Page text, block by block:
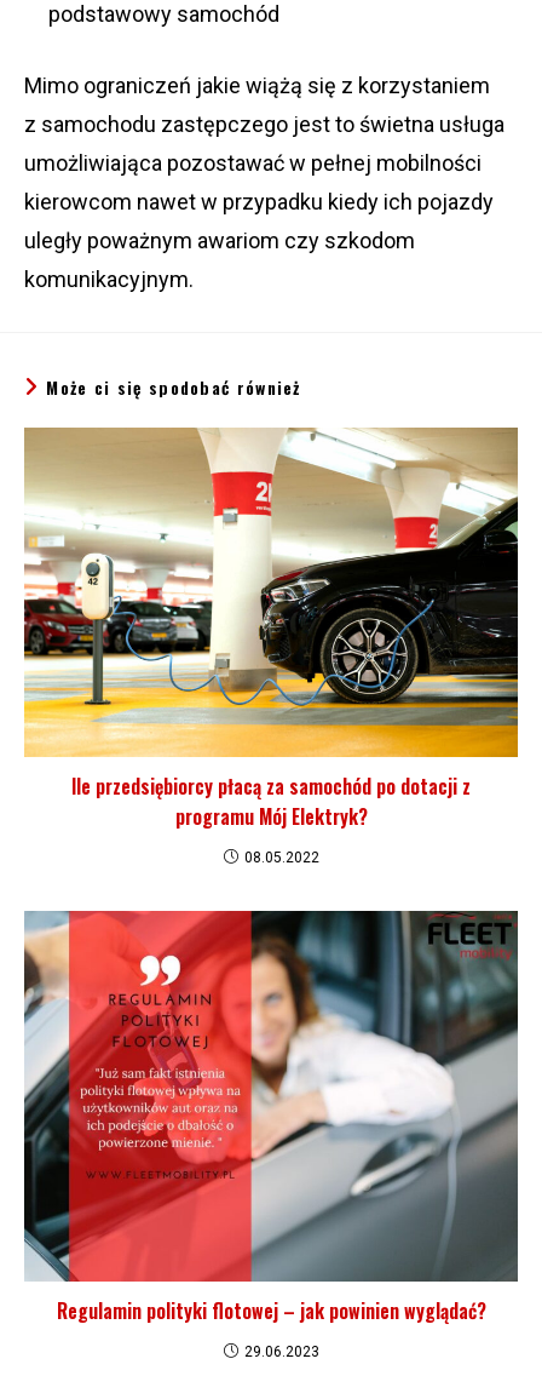
podstawowy samochód
Mimo ograniczeń jakie wiążą się z korzystaniem
z samochodu zastępczego jest to świetna usługa
umożliwiająca pozostawać w pełnej mobilności
kierowcom nawet w przypadku kiedy ich pojazdy
uległy poważnym awariom czy szkodom
komunikacyjnym.
Może ci się spodobać również
Ile przedsiębiorcy płacą za samochód po dotacji z
programu Mój Elektryk?
08.05.2022
Regulamin polityki flotowej – jak powinien wyglądać?
29.06.2023